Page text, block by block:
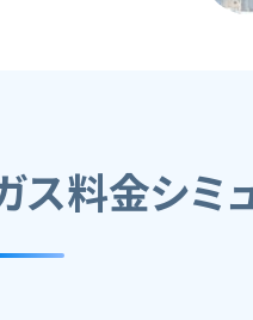
ス料金シミ